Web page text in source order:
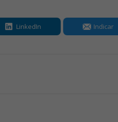
LinkedIn Indicar